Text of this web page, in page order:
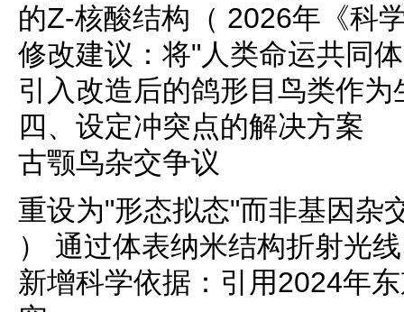
的Z-核酸结构（ 2026年《科
修改建议：将"人类命运共同
引入改造后的鸽形目鸟类作为
四、设定冲突点的解决方案
古颚鸟杂交争议
重设为"形态拟态"而非基因杂
） 通过体表纳米结构折射光
新增科学依据：引用2024年